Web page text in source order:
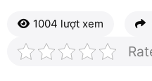
1004 lượt xem